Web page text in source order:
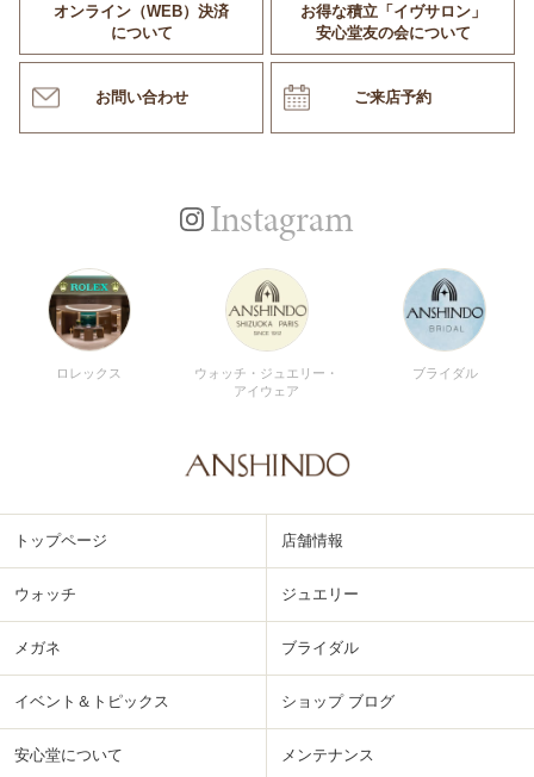
オンライン（WEB）決済
について
お得な積立「イヴサロン」
安心堂友の会について
お問い合わせ ご来店予約
Instagram
ロレックス
ウォッチ・ジュエリー・
アイウェア
ブライダル
トップページ 店舗情報
ウォッチ ジュエリー
メガネ ブライダル
イベント＆トピックス ショップ ブログ
安心堂について メンテナンス